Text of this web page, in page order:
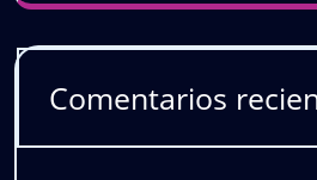
Comentarios